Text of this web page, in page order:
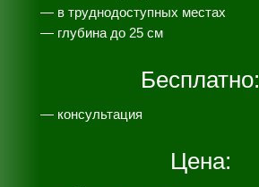
— в труднодоступных местах
— глубина до 25 см
Бесплатно:
— консультация
Цена: